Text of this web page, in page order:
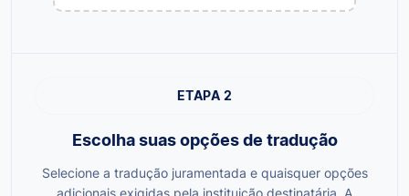
ETAPA 2
Escolha suas opções de tradução
Selecione a tradução juramentada e quaisquer opções